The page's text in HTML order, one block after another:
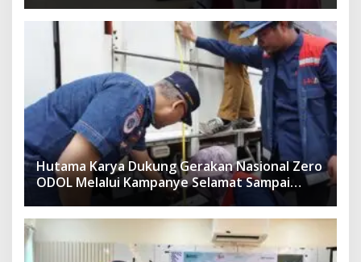
Hutama Karya Dukung Gerakan Nasional Zero
ODOL Melalui Kampanye Selamat Sampai